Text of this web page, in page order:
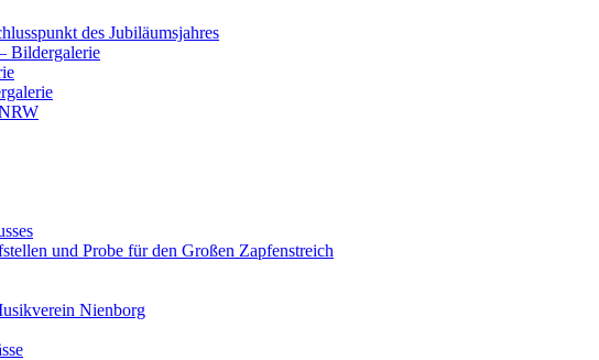
des Jubiläumsjahres
Bildergalerie
und Probe für den Großen Zapfenstreich
Nienborg